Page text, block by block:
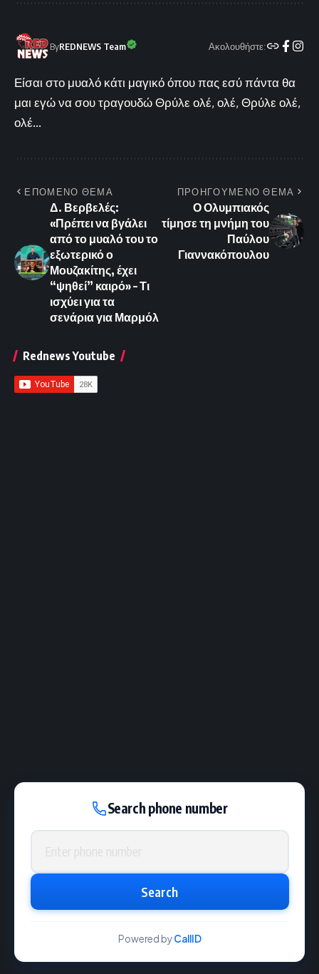
ByREDNEWS Team Ακολουθήστε:
Είσαι στο μυαλό κάτι μαγικό όπου πας εσύ πάντα θα
μαι εγώ να σου τραγουδώ Θρύλε ολέ, ολέ, Θρύλε ολέ,
ολέ...
ΕΠΟΜΕΝΟ ΘΕΜΑ
Δ. Βερβελές:
«Πρέπει να βγάλει
από το μυαλό του το
εξωτερικό ο
Μουζακίτης, έχει
“ψηθεί” καιρό» – Τι
ισχύει για τα
σενάρια για Μαρμόλ
ΠΡΟΗΓΟΥΜΕΝΟ ΘΕΜΑ
Ο Ολυμπιακός
τίμησε τη μνήμη του
Παύλου
Γιαννακόπουλου
Rednews Youtube
Search phone number
Phone number
Search
Powered byCallID